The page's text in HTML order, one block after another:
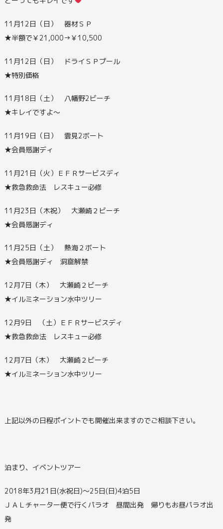
11月12日（日） 器材ＳＰ
★半額で￥21,000→￥10,500
11月12日（日） ドライＳＰプール
★特別価格
11月18日（土） 八幡野2ビーチ
★キレイですよ～
11月19日（日） 雲見2ボート
★会員感謝ディ
11月21日（火）ＥＦＲサービスディ
★救急救命法 レスキュー必修
11月23日（木祝） 大瀬崎２ビーチ
★会員感謝ディ
11月25日（土） 熱海２ボート
★会員感謝ディ 洞窟解禁
12月7日（木） 大瀬崎２ビーチ
★イルミネーション水中ツリー
12月9日 （土）ＥＦＲサービスディ
★救急救命法 レスキュー必修
12月7日（木） 大瀬崎２ビーチ
★イルミネーション水中ツリー
上記以外の日程ポイントでも開催出来ますのでご相談下さい。
泊まり、イベントツアー
2018年3月21日(水祝日)～25日(日)4泊5日
ＪＡＬチャーター便で行くパラオ 昼間出発 帰りもお昼パラオ出
発